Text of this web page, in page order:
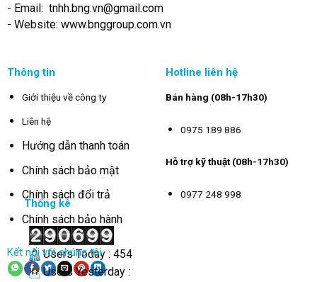
- Email: tnhh.bng.vn@gmail.com
- Website: www.bnggroup.com.vn
Thông tin
Giới thiệu về công ty
Liên hệ
Hướng dẫn thanh toán
Chính sách bảo mật
Chính sách đổi trả
Chính sách bảo hành
Kết nối với chúng tôi
Hotline liên hệ
Bán hàng (08h-17h30)
0975 189 886
Hỗ trợ kỹ thuật (08h-17h30)
0977 248 998
Thống kê
Users Today : 454
Users Yesterday :